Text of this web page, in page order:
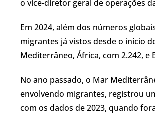
o vice-diretor geral de operações
Em 2024, além dos números
migrantes já vistos desde o início
Mediterrâneo, África, com 2.242, e
No ano passado, o Mar
envolvendo migrantes, registrou
com os dados de 2023, quando